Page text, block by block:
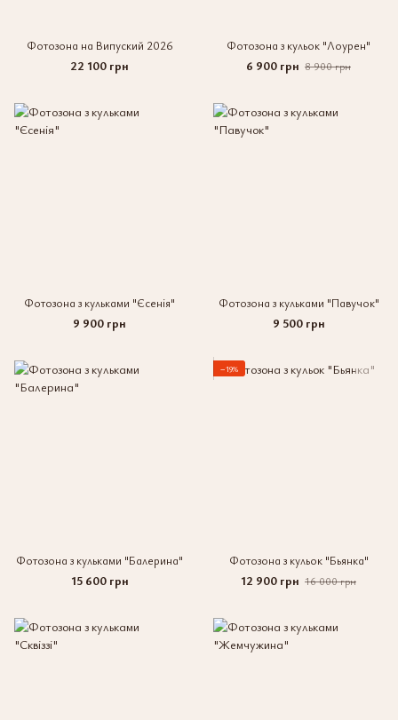
Фотозона на Випуский 2026
22 100 грн
Фотозона з кульок "Лоурен"
6 900 грн 8 900 грн
Фотозона з кульками "Єсенія"
9 900 грн
Фотозона з кульками "Павучок"
9 500 грн
Фотозона з кульками "Балерина"
15 600 грн
−19%
Фотозона з кульок "Бьянка"
12 900 грн 16 000 грн